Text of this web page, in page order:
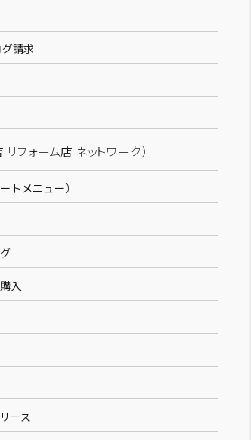
請求
リフォーム店 ネットワーク）
トメニュー）
入
ース